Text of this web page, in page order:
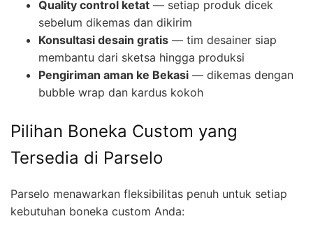
Quality control ketat — setiap produk dicek
sebelum dikemas dan dikirim
Konsultasi desain gratis — tim desainer siap
membantu dari sketsa hingga produksi
Pengiriman aman ke Bekasi — dikemas dengan
bubble wrap dan kardus kokoh
Pilihan Boneka Custom yang
Tersedia di Parselo
Parselo menawarkan fleksibilitas penuh untuk setiap
kebutuhan boneka custom Anda: